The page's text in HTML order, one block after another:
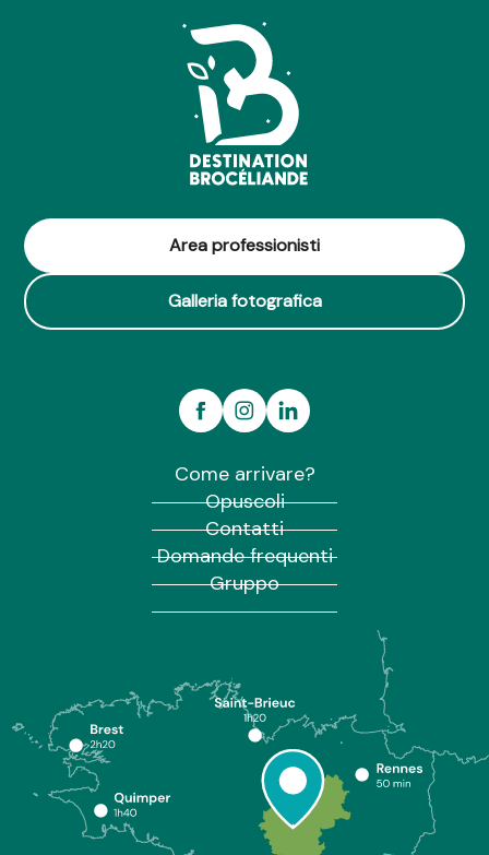
Area professionisti
Galleria fotografica
Come arrivare?
Opuscoli
Contatti
Domande frequenti
Gruppo